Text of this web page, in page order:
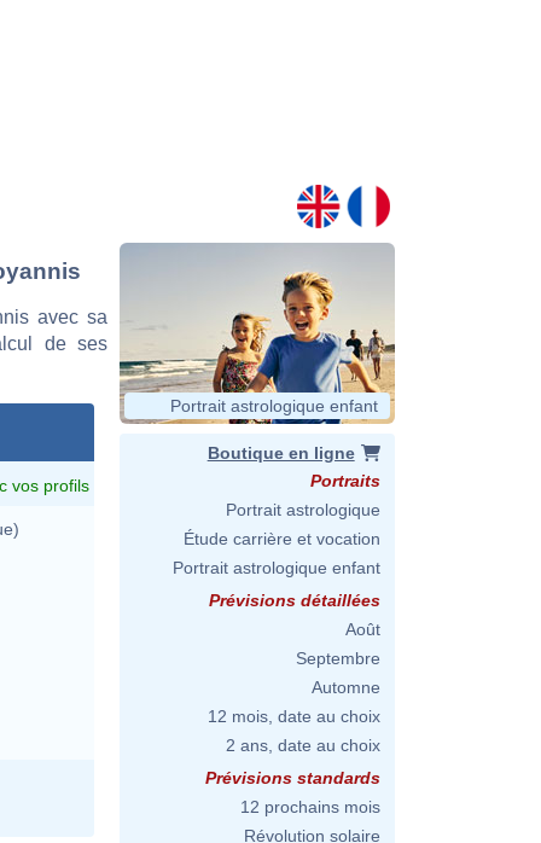
avec sa
de ses
vos profils
Portrait astrologique enfant
Boutique en ligne
Portraits
Portrait astrologique
Étude carrière et vocation
Portrait astrologique enfant
Prévisions détaillées
Août
Septembre
Automne
12 mois, date au choix
2 ans, date au choix
Prévisions standards
12 prochains mois
Révolution solaire